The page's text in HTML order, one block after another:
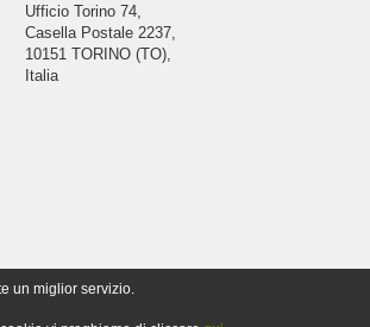
Ufficio Torino 74,
Casella Postale 2237,
10151 TORINO (TO),
Italia
un miglior servizio.